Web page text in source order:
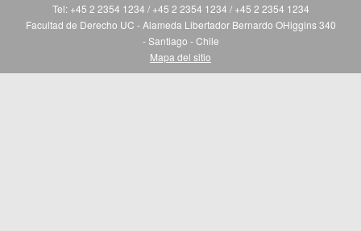
Tel: +45 2 2354 1234 / +45 2 2354 1234 / +45 2 2354 1234
Facultad de Derecho UC - Alameda Libertador Bernardo OHiggins 340
- Santiago - Chile
Mapa del sitio